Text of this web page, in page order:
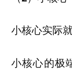
小核心实际
小核心的极